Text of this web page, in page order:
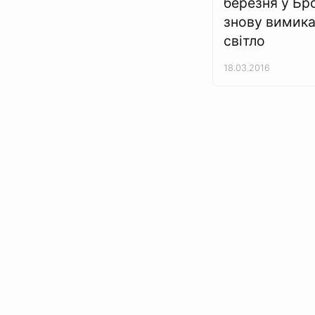
знову
світло
18.03.2016